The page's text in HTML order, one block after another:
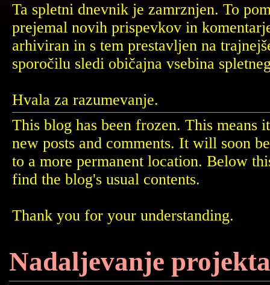
Ta spletni dnevnik je zamrznjen. To
prejemal novih prispevkov in
arhiviran in s tem prestavljen na
sporočilu sledi običajna vsebina
Hvala za razumevanje.
This blog has been frozen. This means
new posts and comments. It will soon
to a more permanent location. Below
find the blog's usual contents.
Thank you for your understanding.
Nadaljevanje